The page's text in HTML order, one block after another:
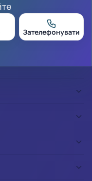
Зателефонувати